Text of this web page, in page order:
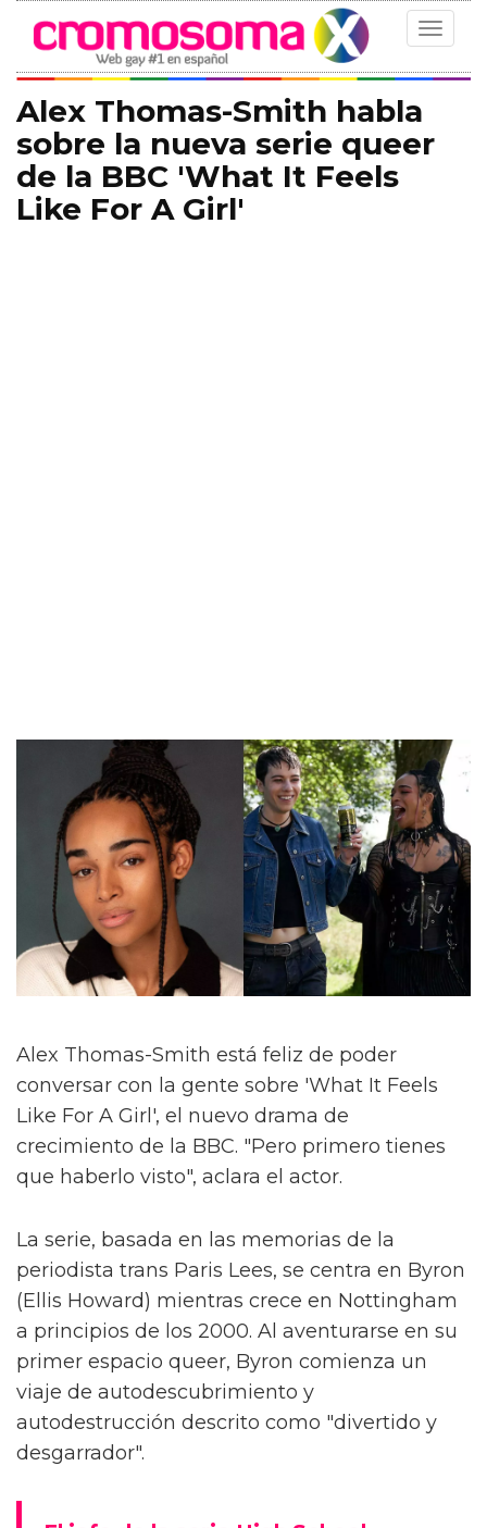
Toggle
Alex Thomas-Smith habla
sobre la nueva serie queer
de la BBC 'What It Feels
Like For A Girl'
Alex Thomas-Smith está feliz de poder
conversar con la gente sobre 'What It Feels
Like For A Girl', el nuevo drama de
crecimiento de la BBC. "Pero primero tienes
que haberlo visto", aclara el actor.
La serie, basada en las memorias de la
periodista trans Paris Lees, se centra en Byron
(Ellis Howard) mientras crece en Nottingham
a principios de los 2000. Al aventurarse en su
primer espacio queer, Byron comienza un
viaje de autodescubrimiento y
autodestrucción descrito como "divertido y
desgarrador".